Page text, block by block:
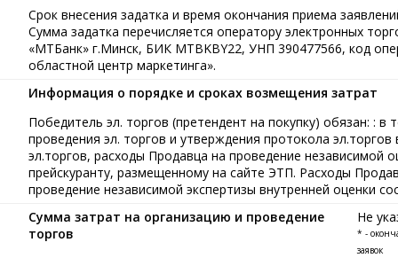
Срок внесения задатка и время окончания приема
Сумма задатка перечисляется оператору электронных
«МТБанк» г.Минск, БИК MTBKBY22, УНП 390477566, код
областной центр маркетинга».
Информация о порядке и сроках возмещения затрат
Победитель эл. торгов (претендент на покупку) обязан: : в
проведения эл. торгов и утверждения протокола
эл.торгов, расходы Продавца на проведение независимой
прейскуранту, размещенному на сайте ЭТП. Расходы
проведение независимой экспертизы внутренней оценки
Сумма затрат на организацию и проведение
торгов
Не
* -
заявок